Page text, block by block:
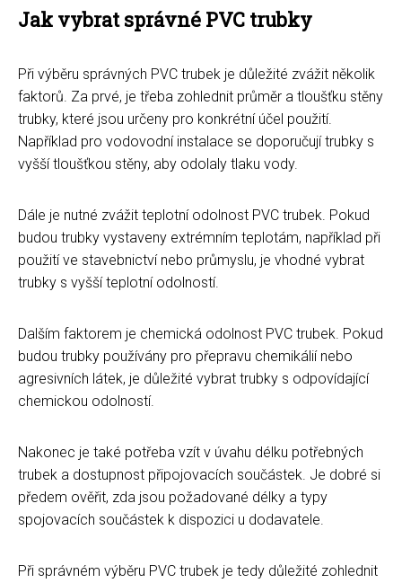
Jak vybrat správné PVC trubky
Při výběru správných PVC trubek je důležité zvážit několik
faktorů. Za prvé, je třeba zohlednit průměr a tloušťku stěny
trubky, které jsou určeny pro konkrétní účel použití.
Například pro vodovodní instalace se doporučují trubky s
vyšší tloušťkou stěny, aby odolaly tlaku vody.
Dále je nutné zvážit teplotní odolnost PVC trubek. Pokud
budou trubky vystaveny extrémním teplotám, například při
použití ve stavebnictví nebo průmyslu, je vhodné vybrat
trubky s vyšší teplotní odolností.
Dalším faktorem je chemická odolnost PVC trubek. Pokud
budou trubky používány pro přepravu chemikálií nebo
agresivních látek, je důležité vybrat trubky s odpovídající
chemickou odolností.
Nakonec je také potřeba vzít v úvahu délku potřebných
trubek a dostupnost připojovacích součástek. Je dobré si
předem ověřit, zda jsou požadované délky a typy
spojovacích součástek k dispozici u dodavatele.
Při správném výběru PVC trubek je tedy důležité zohlednit